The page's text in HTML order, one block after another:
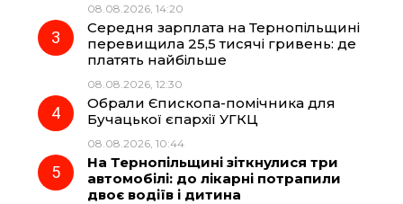
k
a
m
08.08.2026, 14:20
Середня зарплата на Тернопільщині
перевищила 25,5 тисячі гривень: де
платять найбільше
08.08.2026, 12:30
Обрали Єпископа-помічника для
Бучацької єпархії УГКЦ
08.08.2026, 10:44
На Тернопільщині зіткнулися три
автомобілі: до лікарні потрапили
двоє водіїв і дитина